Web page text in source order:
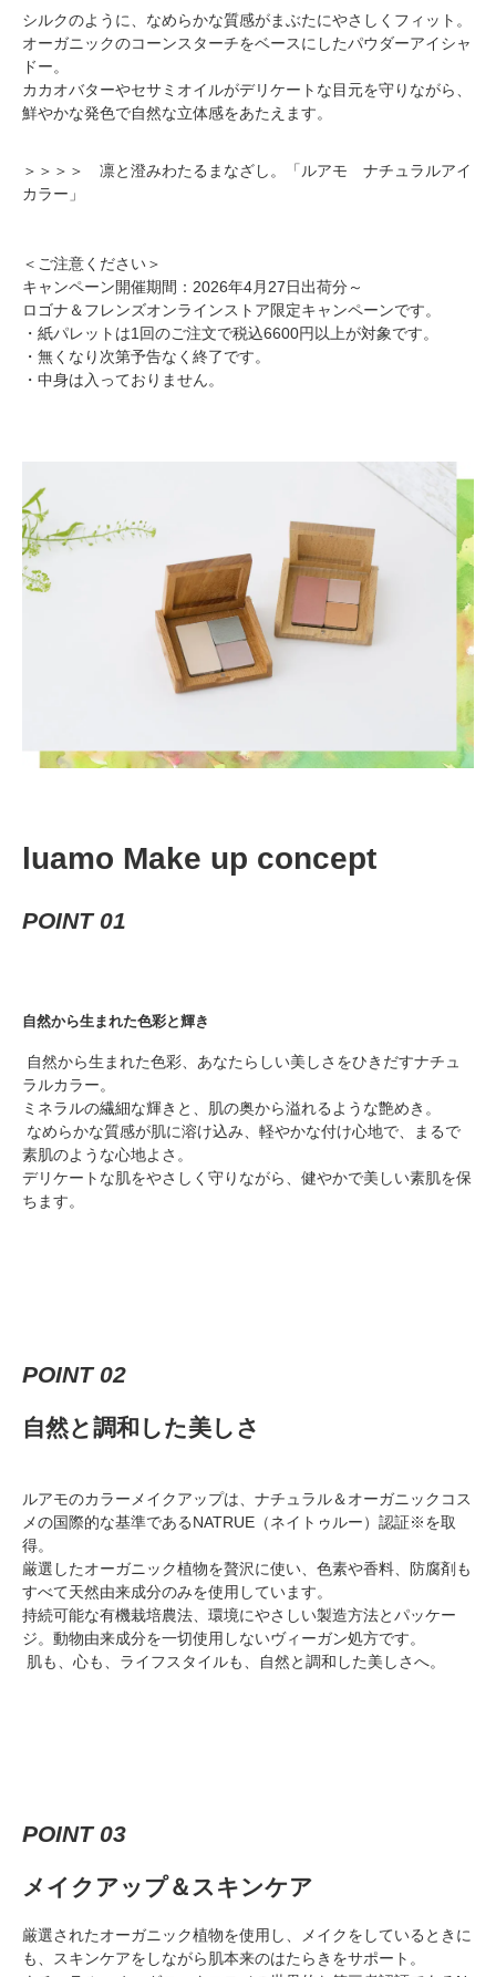
シルクのように、なめらかな質感がまぶたにやさしくフィット。
オーガニックのコーンスターチをベースにしたパウダーアイシャ
ドー。
カカオバターやセサミオイルがデリケートな目元を守りながら、
鮮やかな発色で自然な立体感をあたえます。
＞＞＞＞ 凛と澄みわたるまなざし。「ルアモ ナチュラルアイ
カラー」
＜ご注意ください＞
キャンペーン開催期間：2026年4月27日出荷分～
ロゴナ＆フレンズオンラインストア限定キャンペーンです。
・紙パレットは1回のご注文で税込6600円以上が対象です。
・無くなり次第予告なく終了です。
・中身は入っておりません。
luamo Make up concept
POINT 01
自然から生まれた色彩と輝き
自然から生まれた色彩、あなたらしい美しさをひきだすナチュ
ラルカラー。
ミネラルの繊細な輝きと、肌の奥から溢れるような艶めき。
なめらかな質感が肌に溶け込み、軽やかな付け心地で、まるで
素肌のような心地よさ。
デリケートな肌をやさしく守りながら、健やかで美しい素肌を保
ちます。
POINT 02
自然と調和した美しさ
ルアモのカラーメイクアップは、ナチュラル＆オーガニックコス
メの国際的な基準であるNATRUE（ネイトゥルー）認証※を取
得。
厳選したオーガニック植物を贅沢に使い、色素や香料、防腐剤も
すべて天然由来成分のみを使用しています。
持続可能な有機栽培農法、環境にやさしい製造方法とパッケー
ジ。動物由来成分を一切使用しないヴィーガン処方です。
肌も、心も、ライフスタイルも、自然と調和した美しさへ。
POINT 03
メイクアップ＆スキンケア
厳選されたオーガニック植物を使用し、メイクをしているときに
も、スキンケアをしながら肌本来のはたらきをサポート。